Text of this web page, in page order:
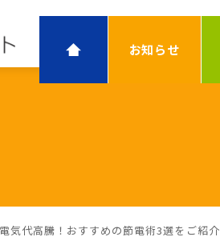
お知らせ
電気代高騰！おすすめの節電術3選をご紹介